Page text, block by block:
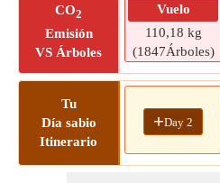
CO2
Emisión
VS Árboles
Vuelo
110,18 kg
(1847Árboles)
Tu
Día sabio
Itinerario
+Day 2